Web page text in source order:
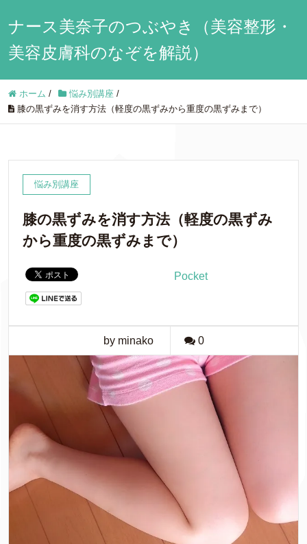
ナース美奈子のつぶやき（美容整形・
美容皮膚科のなぞを解説）
ホーム / 悩み別講座 /
膝の黒ずみを消す方法（軽度の黒ずみから重度の黒ずみまで）
悩み別講座
膝の黒ずみを消す方法（軽度の黒ずみ
から重度の黒ずみまで）
Pocket
by minako 0